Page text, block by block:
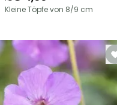
Kleine Töpfe von 8/9 cm